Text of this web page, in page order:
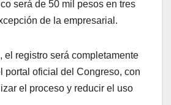
será de 50 mil pesos en tres
de la empresarial.
el registro será completamente
portal oficial del Congreso, con
el proceso y reducir el uso